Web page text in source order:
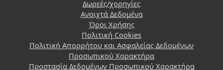
Δωρεές/χορηγίες
Ανοιχτά Δεδομένα
Όροι Χρήσης
Πολιτική Cookies
Πολιτική Απορρήτου και Ασφαλείας Δεδομένων
Προσωπικού Χαρακτήρα
Προστασία Δεδομένων Προσωπικού Χαρακτήρα